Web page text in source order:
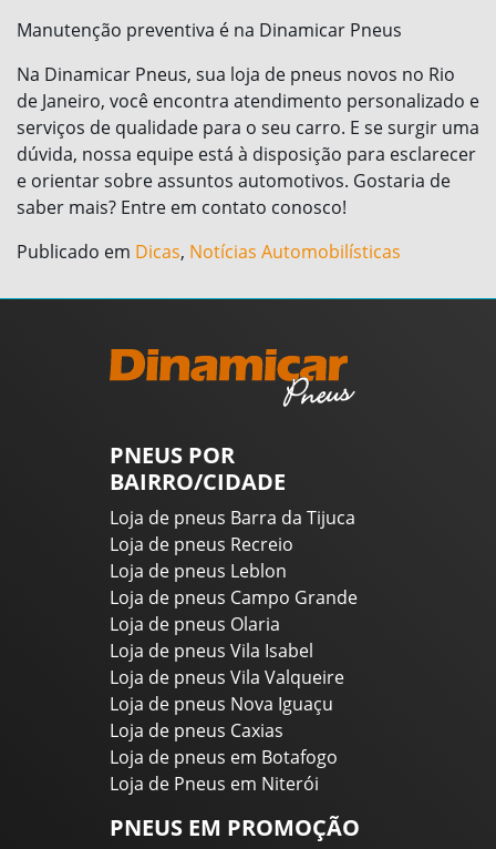
Manutenção preventiva é na Dinamicar Pneus
Na Dinamicar Pneus, sua loja de pneus novos no Rio
de Janeiro, você encontra atendimento personalizado e
serviços de qualidade para o seu carro. E se surgir uma
dúvida, nossa equipe está à disposição para esclarecer
e orientar sobre assuntos automotivos. Gostaria de
saber mais? Entre em contato conosco!
Publicado em Dicas, Notícias Automobilísticas
PNEUS POR
BAIRRO/CIDADE
Loja de pneus Barra da Tijuca
Loja de pneus Recreio
Loja de pneus Leblon
Loja de pneus Campo Grande
Loja de pneus Olaria
Loja de pneus Vila Isabel
Loja de pneus Vila Valqueire
Loja de pneus Nova Iguaçu
Loja de pneus Caxias
Loja de pneus em Botafogo
Loja de Pneus em Niterói
PNEUS EM PROMOÇÃO